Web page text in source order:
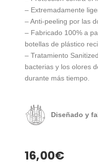
– Extremadamente
– Anti-peeling por las
– Fabricado 100% a
botellas de plástico
– Tratamiento
bacterias y los olores
durante más tiempo.
Diseñado y
16,00€